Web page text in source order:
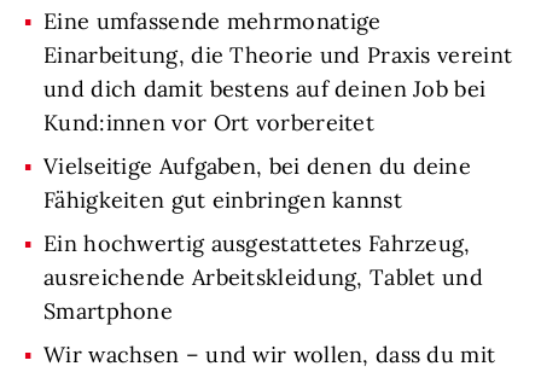
Eine umfassende mehrmonatige
Einarbeitung, die Theorie und Praxis vereint
und dich damit bestens auf deinen Job bei
Kund:innen vor Ort vorbereitet
Vielseitige Aufgaben, bei denen du deine
Fähigkeiten gut einbringen kannst
Ein hochwertig ausgestattetes Fahrzeug,
ausreichende Arbeitskleidung, Tablet und
Smartphone
Wir wachsen – und wir wollen, dass du mit